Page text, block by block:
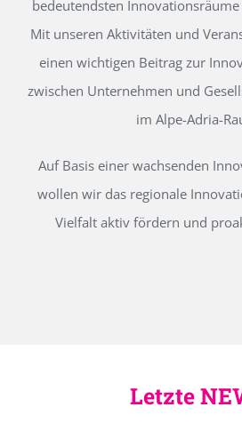
bedeutendsten
Mit unseren Aktivitäten und
einen wichtigen Beitrag zur
zwischen Unternehmen und
im Alpe-Adria-
Auf Basis einer wachsenden
wollen wir das regionale
Vielfalt aktiv fördern und
Letzte